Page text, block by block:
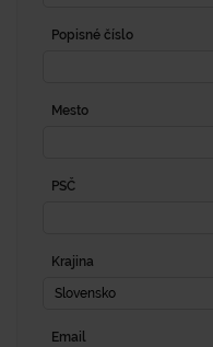
Popisné číslo
Mesto
PSČ
Krajina
Slovensko
Email